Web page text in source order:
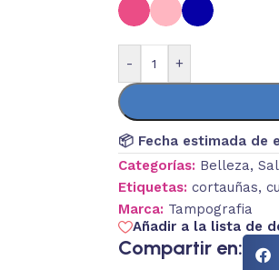
- +
📦 Fecha estimada de
Categorías: Belleza,
Etiquetas: cortauñas,
Marca: Tampografia
Añadir a la lista de
Compartir en: